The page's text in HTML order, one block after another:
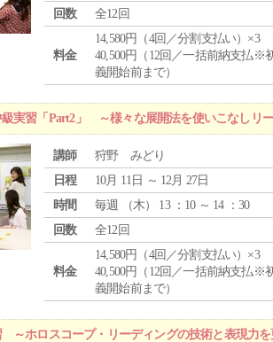
回数
全12回
料金
14,580円（4回／分割支払い）×3
40,500円（12回／一括前納支払※
義開始前まで）
実習「Part2」 ～様々な展開法を使いこなしリ
講師
狩野 みどり
日程
10月 11日 ～ 12月 27日
時間
毎週 （木） 13 ：10 ～ 14 ：30
回数
全12回
料金
14,580円（4回／分割支払い）×3
40,500円（12回／一括前納支払※
義開始前まで）
～ホロスコープ・リーディングの技術と表現力